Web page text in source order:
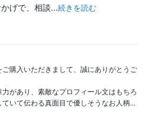
げで、相談...続きを読む
ご購入いただきまして、誠にありがとうご
があり、素敵なプロフィール文はもちろ
いて伝わる真面目で優しそうなお人柄...